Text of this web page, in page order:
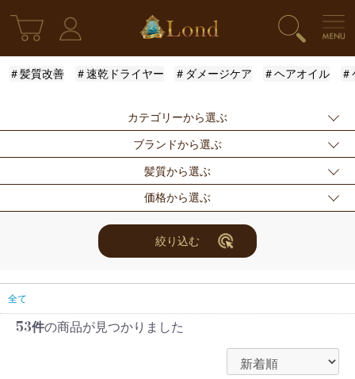
＃髪質改善 ＃速乾ドライヤー ＃ダメージケア ＃ヘアオイル
カテゴリーから選ぶ
新発売 シャンプー
トリートメント
アウトバストリー
ドライヤー・ヘア
アイロン
スタイリング
for Men
メンズスタイリン
グ
ブランドから選ぶ
指定なし Londオリジナル
ケラスターゼ
モロッカンオイル
ルベル
アリミノ
ナンバースリー
ミアン フォード
ホリスティックキ
アクティバート
髪質から選ぶ
ふんわり ハリ・コシ
ウェット
ツヤ
しっとり
価格から選ぶ
〜3000円
3001円〜5000円
円
30000円
絞り込む
全て
53件の商品が見つかりました